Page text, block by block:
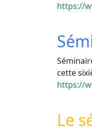
https://
cette
https://
Le